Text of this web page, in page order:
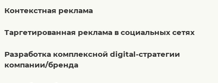
Контекстная реклама
Таргетированная реклама в социальных сетях
Разработка комплексной digital-стратегии
компании/бренда